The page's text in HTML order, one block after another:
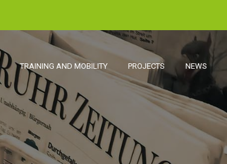
TRAINING AND MOBILITY PROJECTS NEWS